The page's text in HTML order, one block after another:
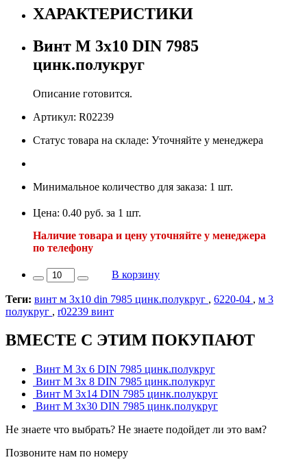
ХАРАКТЕРИСТИКИ
Винт М 3х10 DIN 7985
цинк.полукруг
Описание готовится.
Артикул: R02239
Статус товара на складе: Уточняйте у менеджера
Минимальное количество для заказа: 1 шт.
Цена: 0.40 руб. за 1 шт.
Наличие товара и цену уточняйте у менеджера
по телефону
В корзину
Теги: винт м 3х10 din 7985 цинк.полукруг , 6220-04 , м 3
полукруг , r02239 винт
ВМЕСТЕ С ЭТИМ ПОКУПАЮТ
Винт М 3х 6 DIN 7985 цинк.полукруг
Винт М 3х 8 DIN 7985 цинк.полукруг
Винт М 3х14 DIN 7985 цинк.полукруг
Винт М 3х30 DIN 7985 цинк.полукруг
Не знаете что выбрать? Не знаете подойдет ли это вам?
Позвоните нам по номеру